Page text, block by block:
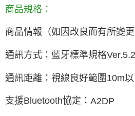
商品規格：
商品情報（如因改良而有所變
通訊方式：藍牙標準規格Ver.5.2
通訊距離：視線良好範圍 10m
支援Bluetooth協定： A2DP